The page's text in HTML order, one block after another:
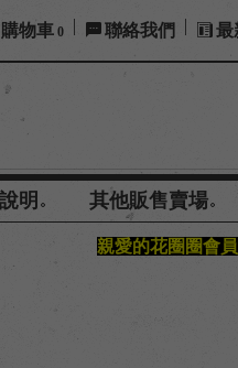
購物車 0 聯絡我們 最
明 其他販售賣場
的花圈圈會員 您好，官網